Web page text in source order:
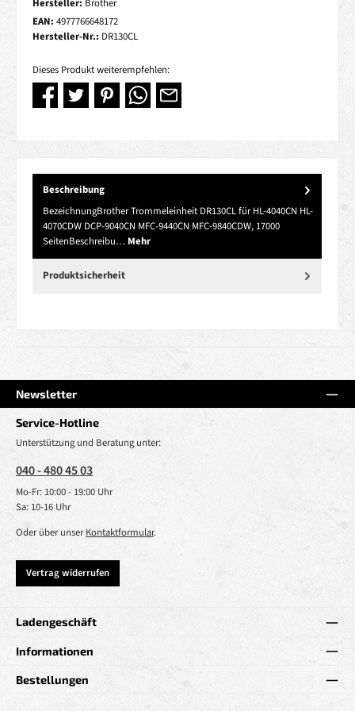
Hersteller: Brother
EAN: 4977766648172
Hersteller-Nr.: DR130CL
Dieses Produkt weiterempfehlen:
Beschreibung
BezeichnungBrother Trommeleinheit DR130CL für HL-4040CN HL-
4070CDW DCP-9040CN MFC-9440CN MFC-9840CDW, 17000
SeitenBeschreibu… Mehr
Produktsicherheit
Newsletter
Service-Hotline
Unterstützung und Beratung unter:
040 - 480 45 03
Mo-Fr: 10:00 - 19:00 Uhr
Sa: 10-16 Uhr
Oder über unserKontaktformular.
Vertrag widerrufen
Ladengeschäft
Informationen
Bestellungen